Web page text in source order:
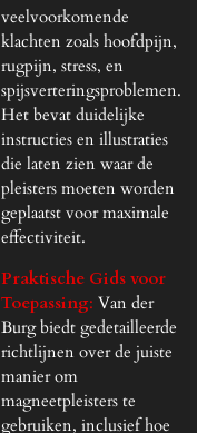
veelvoorkomende
klachten zoals hoofdpijn,
rugpijn, stress, en
spijsverteringsproblemen.
Het bevat duidelijke
instructies en illustraties
die laten zien waar de
pleisters moeten worden
geplaatst voor maximale
effectiviteit.
Praktische Gids voor
Toepassing: Van der
Burg biedt gedetailleerde
richtlijnen over de juiste
manier om
magneetpleisters te
gebruiken, inclusief hoe